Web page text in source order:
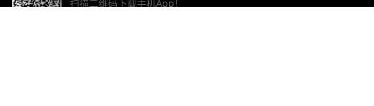
扫描二维码下载手机App！